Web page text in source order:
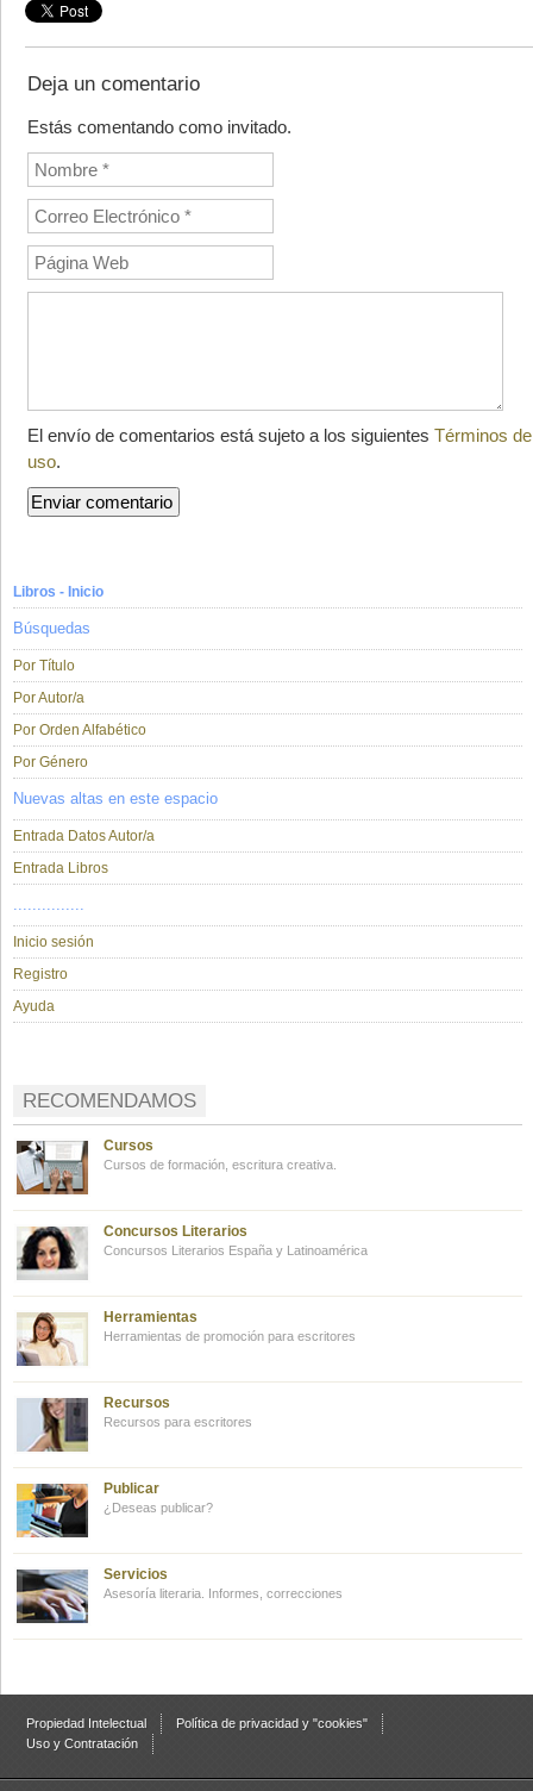
Deja un comentario
Estás comentando como invitado.
El envío de comentarios está sujeto a los siguientes Términos de
uso.
Libros - Inicio
Búsquedas
Por Título
Por Autor/a
Por Orden Alfabético
Por Género
Nuevas altas en este espacio
Entrada Datos Autor/a
Entrada Libros
...............
Inicio sesión
Registro
Ayuda
RECOMENDAMOS
Cursos
Cursos de formación, escritura creativa.
Concursos Literarios
Concursos Literarios España y Latinoamérica
Herramientas
Herramientas de promoción para escritores
Recursos
Recursos para escritores
Publicar
¿Deseas publicar?
Servicios
Asesoría literaria. Informes, correcciones
Propiedad Intelectual
Política de privacidad y "cookies"
Uso y Contratación